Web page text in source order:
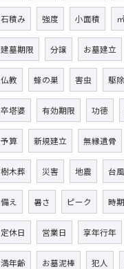
石積み 強度 小面積 ㎡
建墓期限 分譲 お墓建立
仏教 蜂の巣 害虫 駆除
卒塔婆 有効期限 功徳
予算 新規建立 無縁遺骨
樹木葬 災害 地震 台風
備え 暑さ ピーク 時期
定休日 営業日 享年行年
満年齢 お墓泥棒 犯人